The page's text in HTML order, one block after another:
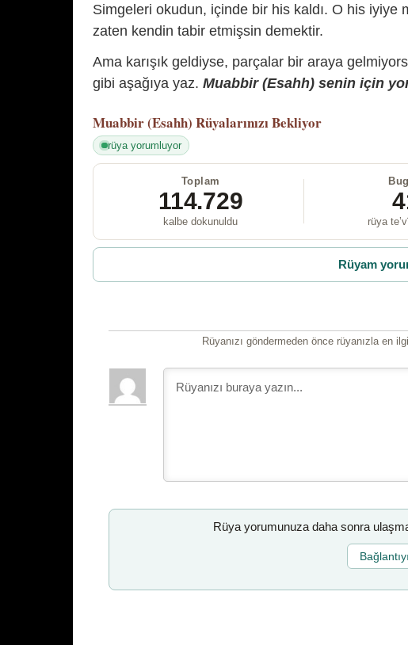
Simgeleri okudun, içinde bir his kaldı. O his iyiye
zaten kendin tabir etmişsin demektir.
Ama karışık geldiyse, parçalar bir araya
gibi aşağıya yaz. Muabbir (Esahh) senin için
Muabbir (Esahh) Rüyalarınızı Bekliyor
rüya yorumluyor
Toplam
114.729
kalbe dokunuldu rüya
Rüyam
Rüyanızı göndermeden önce rüyanızla en
Rüya yorumunuza daha sonra